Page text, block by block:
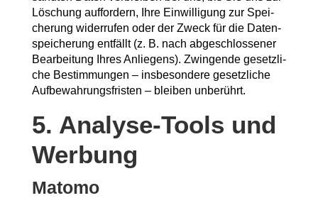
Löschung auf­for­dern, Ihre Ein­wil­li­gung zur Spei­
che­rung wider­ru­fen oder der Zweck für die Daten­
spei­che­rung ent­fällt (z. B. nach abge­schlos­se­ner
Bear­bei­tung Ihres Anlie­gens). Zwin­gen­de gesetz­li­
che Bestim­mun­gen – ins­be­son­de­re gesetz­li­che
Auf­be­wah­rungs­fris­ten – blei­ben unberührt.
5. Ana­ly­se-Tools und
Werbung
Mato­mo